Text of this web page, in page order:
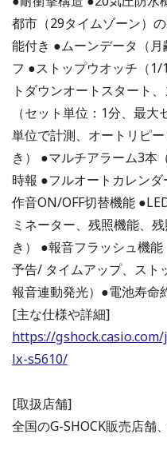
都市（29タイムゾーン）
能付き ●ムーンデータ（
フ ●ストップウオッチ（
トダウンオートスタート
（セット単位：1分、最
単位で計測、オートリピ
き） ●マルチアラーム3本
時報 ●フルオートカレン
作音ON/OFF切替機能
ミネーター、残照機能、
き） ●報音フラッシュ機
予告/ タイムアップ、スト
報音連動発光）●電池寿命
[主な仕様や詳細]
https://
lx-s5610/
[取扱店舗]
全国のG-SHOCK販売店舗